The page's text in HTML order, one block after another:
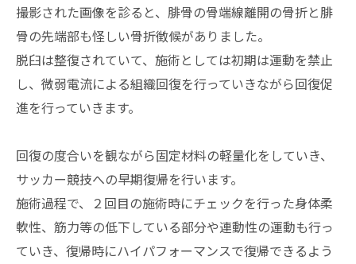
撮影された画像を診ると、腓骨の骨端線離開の骨折と腓
骨の先端部も怪しい骨折徴候がありました。
脱臼は整復されていて、施術としては初期は運動を禁止
し、微弱電流による組織回復を行っていきながら回復促
進を行っていきます。
回復の度合いを観ながら固定材料の軽量化をしていき、
サッカー競技への早期復帰を行います。
施術過程で、２回目の施術時にチェックを行った身体柔
軟性、筋力等の低下している部分や連動性の運動も行っ
ていき、復帰時にハイパフォーマンスで復帰できるよう